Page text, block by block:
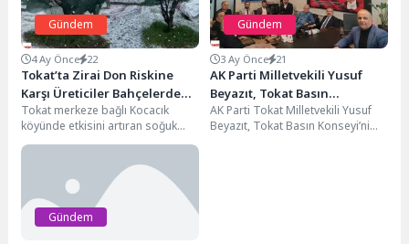
Gündem
4 Ay Önce 22
Tokat’ta Zirai Don Riskine
Karşı Üreticiler Bahçelerde
Teyakkuza Geçti
Tokat merkeze bağlı Kocacık
köyünde etkisini artıran soğuk
hava ve kar yağışı, meyve
Gündem
3 Ay Önce 21
AK Parti Milletvekili Yusuf
Beyazıt, Tokat Basın
Konseyi’ni Ziyaret Etti
AK Parti Tokat Milletvekili Yusuf
Beyazıt, Tokat Basın Konseyi’ni
Gündem